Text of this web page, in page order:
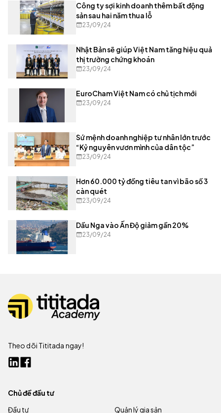
Công ty sợi kinh doanh thêm bất động
sản sau hai năm thua lỗ
23/09/24
Nhật Bản sẽ giúp Việt Nam tăng hiệu quả
thị trường chứng khoán
23/09/24
EuroCham Việt Nam có chủ tịch mới
23/09/24
Sứ mệnh doanh nghiệp tư nhân lớn trước
“Kỷ nguyên vươn mình của dân tộc”
23/09/24
Hơn 60.000 tỷ đồng tiêu tan vì bão số 3
càn quét
23/09/24
Dầu Nga vào Ấn Độ giảm gần 20%
23/09/24
Theo dõi Tititada ngay!
Chủ đề đầu tư
Đầu tư
Quản lý gia sản